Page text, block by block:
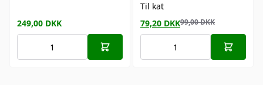
249,00 DKK
Til kat
79,20 DKK99,00DKK